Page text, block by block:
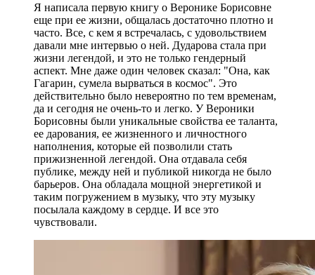
Я написала первую книгу о Веронике Борисовне
еще при ее жизни, общалась достаточно плотно и
часто. Все, с кем я встречалась, с удовольствием
давали мне интервью о ней. Дударова стала при
жизни легендой, и это не только гендерный
аспект. Мне даже один человек сказал: "Она, как
Гагарин, сумела вырваться в космос". Это
действительно было невероятно по тем временам,
да и сегодня не очень-то и легко. У Вероники
Борисовны были уникальные свойства ее таланта,
ее дарования, ее жизненного и личностного
наполнения, которые ей позволили стать
прижизненной легендой. Она отдавала себя
публике, между ней и публикой никогда не было
барьеров. Она обладала мощной энергетикой и
таким погружением в музыку, что эту музыку
посылала каждому в сердце. И все это
чувствовали.